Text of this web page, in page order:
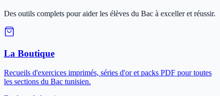
Des outils complets pour aider les élèves du Bac à exceller et réussir.
La Boutique
Recueils d'exercices imprimés, séries d'or et packs PDF pour toutes
les sections du Bac tunisien.